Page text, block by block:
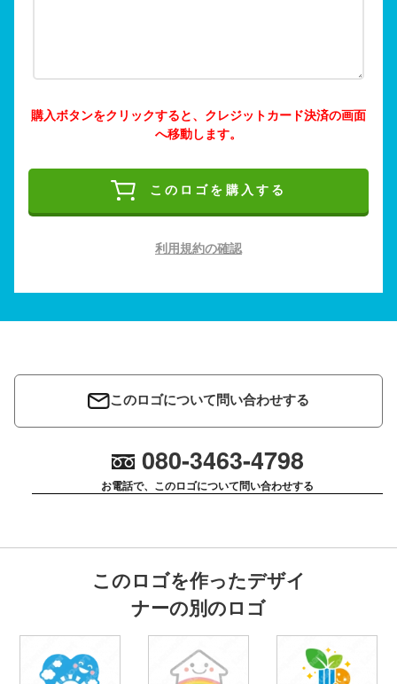
購入ボタンをクリックすると、クレジットカード決済の画面
へ移動します。
このロゴを購入する
利用規約の確認
このロゴについて問い合わせする
080-3463-4798
お電話で、このロゴについて問い合わせする
このロゴを作ったデザイ
ナーの別のロゴ